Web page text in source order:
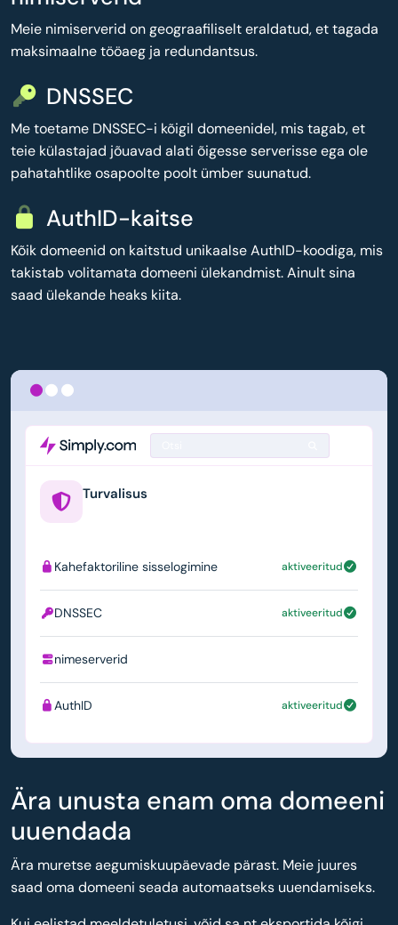
Meie nimiserverid on geograafiliselt eraldatud, et tagada
maksimaalne tööaeg ja redundantsus.
DNSSEC
Me toetame DNSSEC-i kõigil domeenidel, mis tagab, et
teie külastajad jõuavad alati õigesse serverisse ega ole
pahatahtlike osapoolte poolt ümber suunatud.
AuthID-kaitse
Kõik domeenid on kaitstud unikaalse AuthID-koodiga, mis
takistab volitamata domeeni ülekandmist. Ainult sina
saad ülekande heaks kiita.
Turvalisus
Kahefaktoriline sisselogimine aktiveeritud
DNSSEC aktiveeritud
nimeserverid
AuthID aktiveeritud
Ära unusta enam oma domeeni
uuendada
Ära muretse aegumiskuupäevade pärast. Meie juures
saad oma domeeni seada automaatseks uuendamiseks.